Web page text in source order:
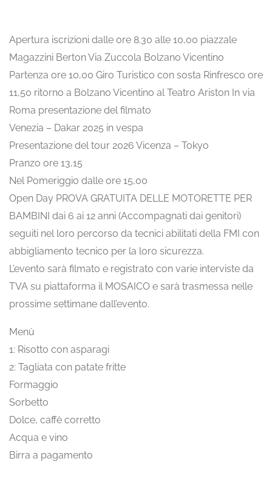
Apertura iscrizioni dalle ore 8.30 alle 10,00 piazzale
Magazzini Berton Via Zuccola Bolzano Vicentino
Partenza ore 10,00 Giro Turistico con sosta Rinfresco ore
11,50 ritorno a Bolzano Vicentino al Teatro Ariston In via
Roma presentazione del filmato
Venezia – Dakar 2025 in vespa
Presentazione del tour 2026 Vicenza – Tokyo
Pranzo ore 13,15
Nel Pomeriggio dalle ore 15,00
Open Day PROVA GRATUITA DELLE MOTORETTE PER
BAMBINI dai 6 ai 12 anni (Accompagnati dai genitori)
seguiti nel loro percorso da tecnici abilitati della FMI con
abbigliamento tecnico per la loro sicurezza.
L’evento sarà filmato e registrato con varie interviste da
TVA su piattaforma il MOSAICO e sarà trasmessa nelle
prossime settimane dall’evento.
Menù
1: Risotto con asparagi
2: Tagliata con patate fritte
Formaggio
Sorbetto
Dolce, caffè corretto
Acqua e vino
Birra a pagamento